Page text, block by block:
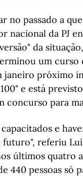
no passado a
nacional da PJ
da
um curso
janeiro próximo
e está
concurso para
e
futuro", referiu
últimos quatro
440 pessoas só